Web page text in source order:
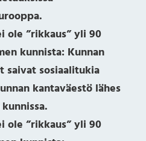
ole ”rikkaus” yli 90
kunnista: Kunnan
saivat sosiaalitukia
kantaväestö lähes
ole ”rikkaus” yli 90